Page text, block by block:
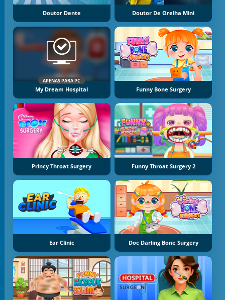
Doutor Dente Doutor De Orelha Mini
APENAS PARA PC
My Dream Hospital Funny Bone Surgery
Princy Throat Surgery Funny Throat Surgery 2
Ear Clinic Doc Darling Bone Surgery